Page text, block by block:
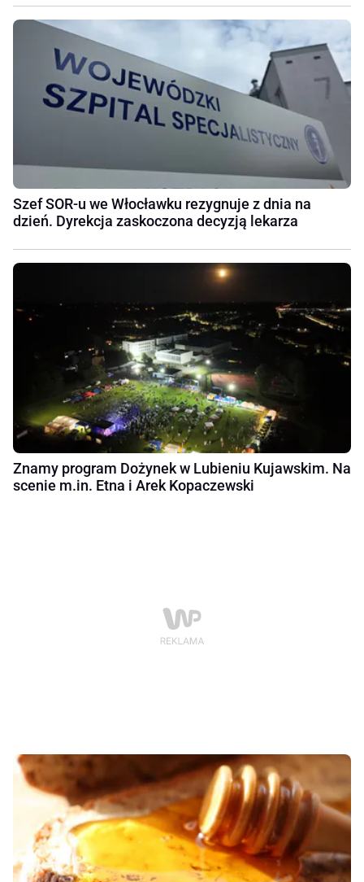
Szef SOR-u we Włocławku rezygnuje z dnia na
dzień. Dyrekcja zaskoczona decyzją lekarza
Znamy program Dożynek w Lubieniu Kujawskim. Na
scenie m.in. Etna i Arek Kopaczewski